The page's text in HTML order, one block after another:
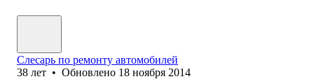
Слесарь по ремонту автомобилей
38 лет • Обновлено 18 ноября 2014